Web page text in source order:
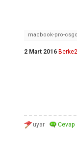
macbook-pro-csgo
2 Mart 2016